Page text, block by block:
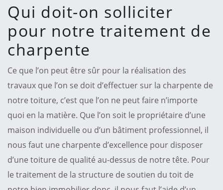
Qui doit-on solliciter
pour notre traitement de
charpente
Ce que l’on peut être sûr pour la réalisation des
travaux que l’on se doit d’effectuer sur la charpente de
notre toiture, c’est que l’on ne peut faire n’importe
quoi en la matière. Que l’on soit le propriétaire d’une
maison individuelle ou d’un bâtiment professionnel, il
nous faut une charpente d’excellence pour disposer
d’une toiture de qualité au-dessus de notre tête. Pour
le traitement de la structure de soutien du toit de